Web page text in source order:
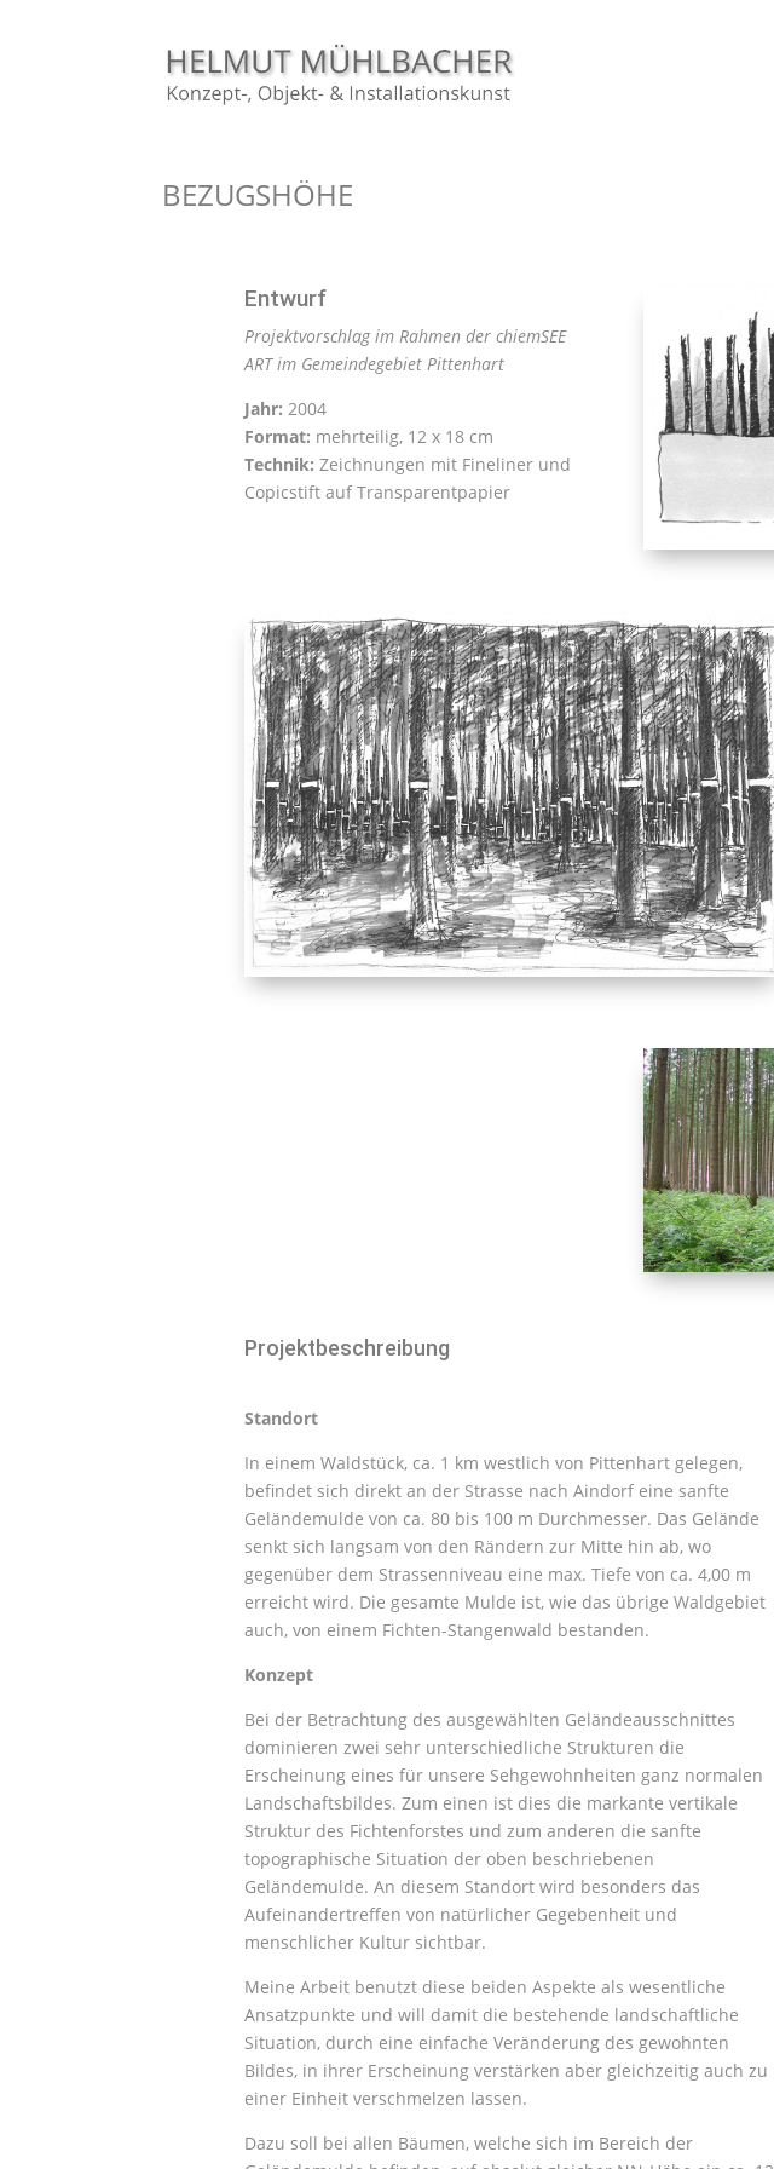
BEZUGSHÖHE
Entwurf
Projektvorschlag im Rahmen der chiemSEE
ART im Gemeindegebiet Pittenhart
Jahr: 2004
Format: mehrteilig, 12 x 18 cm
Technik: Zeichnungen mit Fineliner und
Copicstift auf Transparentpapier
Projektbeschreibung
Standort
In einem Waldstück, ca. 1 km westlich von Pittenhart gelegen,
befindet sich direkt an der Strasse nach Aindorf eine sanfte
Geländemulde von ca. 80 bis 100 m Durchmesser. Das Gelände
senkt sich langsam von den Rändern zur Mitte hin ab, wo
gegenüber dem Strassenniveau eine max. Tiefe von ca. 4,00 m
erreicht wird. Die gesamte Mulde ist, wie das übrige Waldgebiet
auch, von einem Fichten-Stangenwald bestanden.
Konzept
Bei der Betrachtung des ausgewählten Geländeausschnittes
dominieren zwei sehr unterschiedliche Strukturen die
Erscheinung eines für unsere Sehgewohnheiten ganz normalen
Landschaftsbildes. Zum einen ist dies die markante vertikale
Struktur des Fichtenforstes und zum anderen die sanfte
topographische Situation der oben beschriebenen
Geländemulde. An diesem Standort wird besonders das
Aufeinandertreffen von natürlicher Gegebenheit und
menschlicher Kultur sichtbar.
Meine Arbeit benutzt diese beiden Aspekte als wesentliche
Ansatzpunkte und will damit die bestehende landschaftliche
Situation, durch eine einfache Veränderung des gewohnten
Bildes, in ihrer Erscheinung verstärken aber gleichzeitig auch zu
einer Einheit verschmelzen lassen.
Dazu soll bei allen Bäumen, welche sich im Bereich der